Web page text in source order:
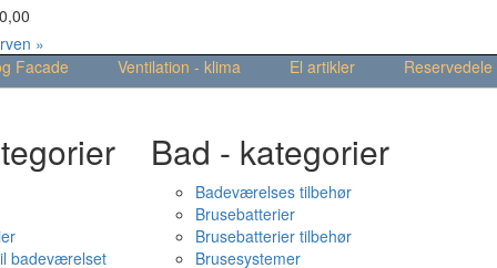
0,00
»
Facade Ventilation - klima El artikler
Reservedele
badeværelset
Bad - kategorier
Badeværelses tilbehør
Brusebatterier
Brusebatterier tilbehør
Brusesystemer